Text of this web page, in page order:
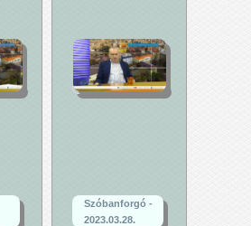
Szóbanforgó -
2023.03.28.